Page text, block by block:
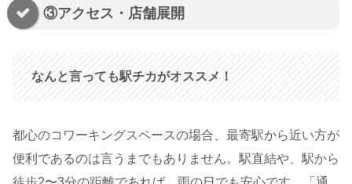
③アクセス・店舗展開
なんと言っても駅チカがオススメ！
都心のコワーキングスペースの場合、最寄駅から近い方が
便利であるのは言うまでもありません。駅直結や、駅から